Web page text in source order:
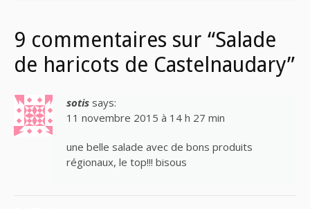
9 commentaires sur “Salade
de haricots de Castelnaudary”
sotis says:
11 novembre 2015 à 14 h 27 min
une belle salade avec de bons produits
régionaux, le top!!! bisous